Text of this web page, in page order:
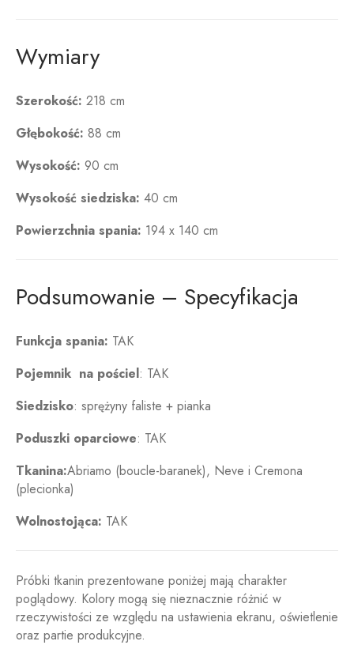
Wymiary
Szerokość: 218 cm
Głębokość: 88 cm
Wysokość: 90 cm
Wysokość siedziska: 40 cm
Powierzchnia spania: 194 x 140 cm
Podsumowanie – Specyfikacja
Funkcja spania: TAK
Pojemnik na pościel: TAK
Siedzisko: sprężyny faliste + pianka
Poduszki oparciowe: TAK
Tkanina:Abriamo (boucle-baranek), Neve i Cremona
(plecionka)
Wolnostojąca: TAK
Próbki tkanin prezentowane poniżej mają charakter
poglądowy. Kolory mogą się nieznacznie różnić w
rzeczywistości ze względu na ustawienia ekranu, oświetlenie
oraz partie produkcyjne.